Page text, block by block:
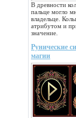
В древности
пальце могло
владельце.
атрибутом и
значение.
Рунические
магии